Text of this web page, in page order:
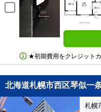
★初期費用をクレジット
北海道札幌市西区琴似一
札幌